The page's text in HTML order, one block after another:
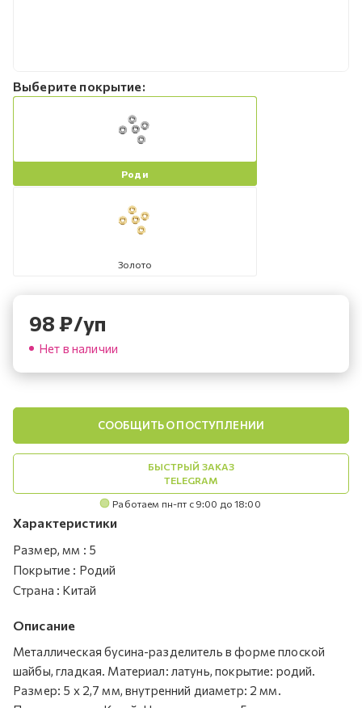
Выберите покрытие:
Роди
Золото
98₽/уп
Нет в наличии
СООБЩИТЬ О ПОСТУПЛЕНИИ
БЫСТРЫЙ ЗАКАЗ
TELEGRAM
Работаем пн-пт с 9:00 до 18:00
Характеристики
Размер, мм : 5
Покрытие : Родий
Страна : Китай
Описание
Металлическая бусина-разделитель в форме плоской
шайбы, гладкая. Материал: латунь, покрытие: родий.
Размер: 5 х 2,7 мм, внутренний диаметр: 2 мм.